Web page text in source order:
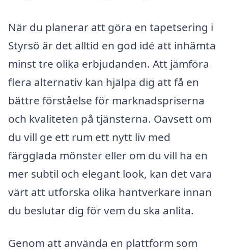
När du planerar att göra en tapetsering i
Styrsö är det alltid en god idé att inhämta
minst tre olika erbjudanden. Att jämföra
flera alternativ kan hjälpa dig att få en
bättre förståelse för marknadspriserna
och kvaliteten på tjänsterna. Oavsett om
du vill ge ett rum ett nytt liv med
färgglada mönster eller om du vill ha en
mer subtil och elegant look, kan det vara
värt att utforska olika hantverkare innan
du beslutar dig för vem du ska anlita.
Genom att använda en plattform som